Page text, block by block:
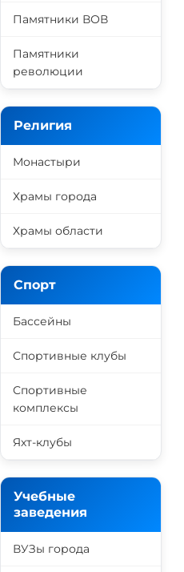
Памятники ВОВ
Памятники
революции
Религия
Монастыри
Храмы города
Храмы области
Спорт
Бассейны
Спортивные клубы
Спортивные
комплексы
Яхт-клубы
Учебные
заведения
ВУЗы города